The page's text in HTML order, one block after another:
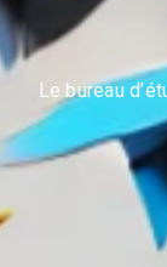
Le bureau